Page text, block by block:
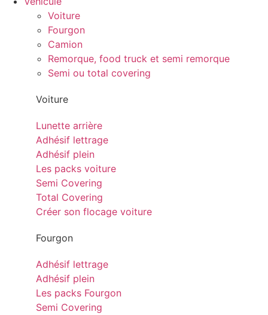
Voiture
Fourgon
Camion
Remorque, food truck et semi remorque
Semi ou total covering
Voiture
Lunette arrière
Adhésif lettrage
Adhésif plein
Les packs voiture
Semi Covering
Total Covering
Créer son flocage voiture
Fourgon
Adhésif lettrage
Adhésif plein
Les packs Fourgon
Semi Covering